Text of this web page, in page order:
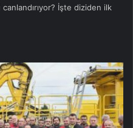
İşte diziden ilk